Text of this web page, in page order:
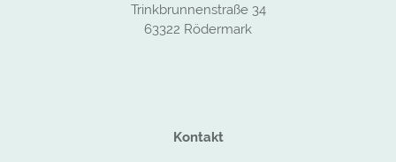
Trinkbrunnenstraße 34
63322 Rödermark
Kontakt